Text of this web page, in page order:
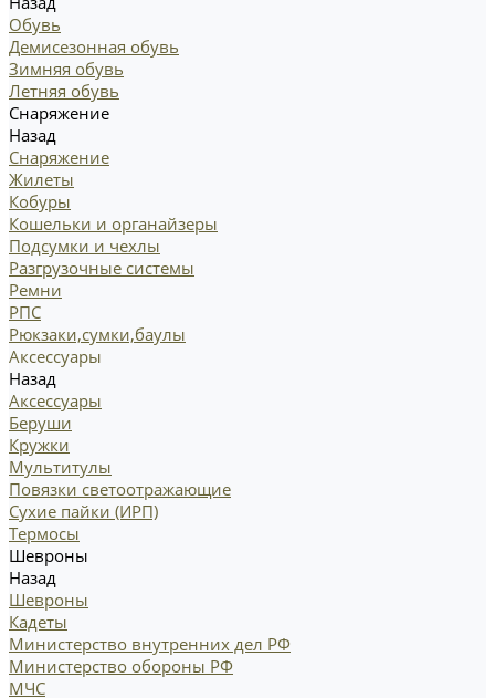
Обувь
Демисезонная обувь
Зимняя обувь
Летняя обувь
Снаряжение
Назад
Снаряжение
Жилеты
Кобуры
Кошельки и органайзеры
Подсумки и чехлы
Разгрузочные системы
Ремни
РПС
Рюкзаки,сумки,баулы
Аксессуары
Назад
Аксессуары
Беруши
Кружки
Мультитулы
Повязки светоотражающие
Сухие пайки (ИРП)
Термосы
Шевроны
Назад
Шевроны
Кадеты
Министерство внутренних дел РФ
Министерство обороны РФ
МЧС